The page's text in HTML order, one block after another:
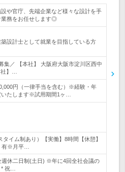
や官庁、先端企業など様々な設計を手
業務をお任せします◎
設計士として就業を目指している方
集／ 【本社】 大阪府大阪市淀川区西中
】…
円（一律手当を含む）※経験・年
たします※試用期間1ヶ…
イム制あり）【実働】8時間【休憩】
有※月平…
週休二日制(土日) ※年に4回全社会議の
祝…